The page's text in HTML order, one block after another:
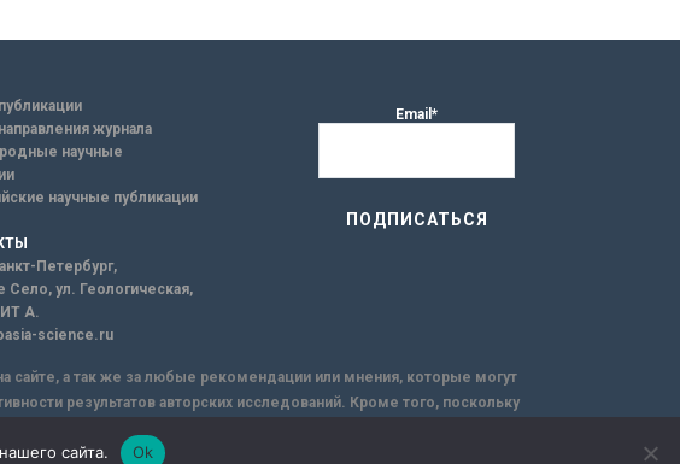
журнала
научные
научные публикации
Петербург,
Село, ул. Геологическая,
А.
science.ru
Email*
сайте, а так же за любые рекомендации или мнения, которые могут
результатов авторских исследований. Кроме того, поскольку
сайта. Ok